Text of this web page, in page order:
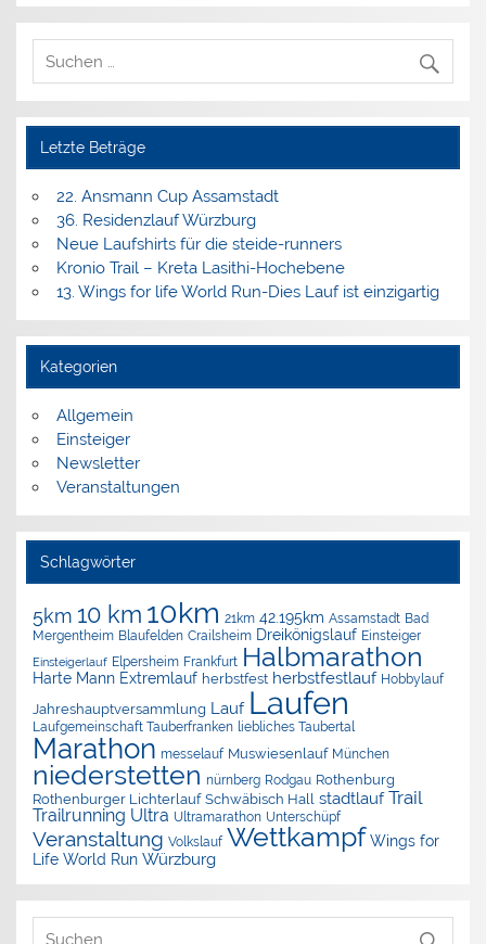
Letzte Beträge
22. Ansmann Cup Assamstadt
36. Residenzlauf Würzburg
Neue Laufshirts für die steide-runners
Kronio Trail – Kreta Lasithi-Hochebene
13. Wings for life World Run-Dies Lauf ist einzigartig
Kategorien
Allgemein
Einsteiger
Newsletter
Veranstaltungen
Schlagwörter
5km 10 km 10km 21km 42.195km Assamstadt Bad
Mergentheim Blaufelden Crailsheim Dreikönigslauf Einsteiger
Einsteigerlauf Elpersheim Frankfurt Halbmarathon
Harte Mann Extremlauf herbstfest herbstfestlauf Hobbylauf
Jahreshauptversammlung Lauf Laufen
Laufgemeinschaft Tauberfranken liebliches Taubertal
Marathon messelauf Muswiesenlauf München
niederstetten nürnberg Rodgau Rothenburg
Rothenburger Lichterlauf Schwäbisch Hall stadtlauf Trail
Trailrunning Ultra Ultramarathon Unterschüpf
Veranstaltung Volkslauf Wettkampf Wings for
Life World Run Würzburg